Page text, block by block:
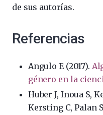
de sus autorías.
Referencias
Angulo E (2017).
género en la
Huber J, Inoua S,
Kersting C, Palan